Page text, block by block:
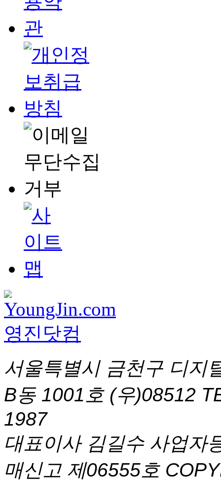
서울특별시 금천구 디지
B동 1001호 (우)08512
1987
대표이사 김길수 사업자
매신고 제06555호